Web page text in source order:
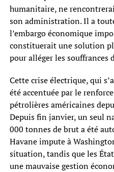
humanitaire, ne
son administration. Il a
l’embargo économique
constituerait une solution
pour alléger les souffrances
Cette crise électrique, qui
été accentuée par le
pétrolières américaines
Depuis fin janvier, un seul
000 tonnes de brut a été
Havane impute à
situation, tandis que les
une mauvaise gestion